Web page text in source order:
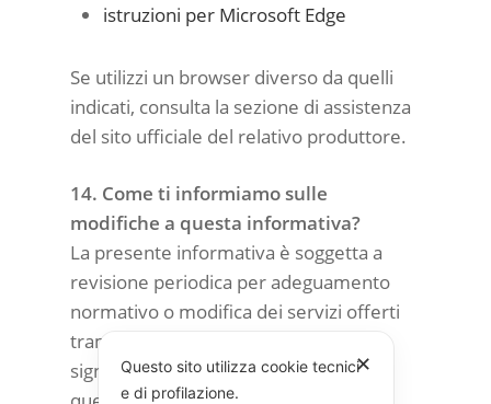
istruzioni per Microsoft Edge
Se utilizzi un browser diverso da quelli
indicati, consulta la sezione di assistenza
del sito ufficiale del relativo produttore.
14. Come ti informiamo sulle
modifiche a questa informativa?
La presente informativa è soggetta a
revisione periodica per adeguamento
normativo o modifica dei servizi offerti
tramite il sito. Ogni variazione
significativa sarà comunicata tramite
✕
Questo sito utilizza cookie tecnici
e di profilazione.